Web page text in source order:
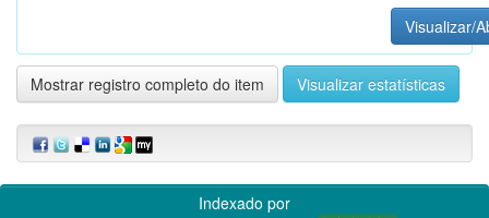
Visualizar/
Mostrar registro completo do item Visualizar estatísticas
Indexado por